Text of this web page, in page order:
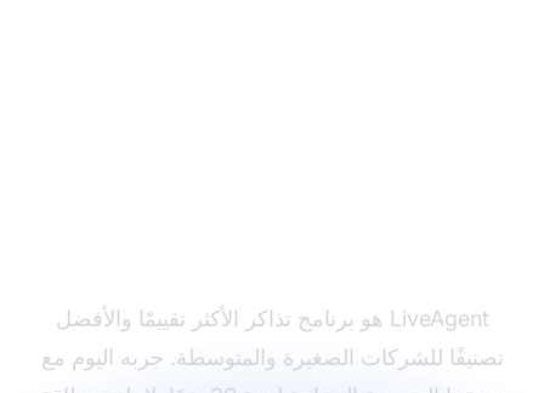
LiveAgent هو برنامج تذاكر الأكثر تقييمًا والأفضل
تصنيفًا للشركات الصغيرة والمتوسطة. جربه اليوم مع